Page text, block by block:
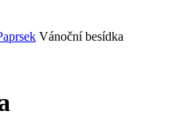
Vánoční besídka